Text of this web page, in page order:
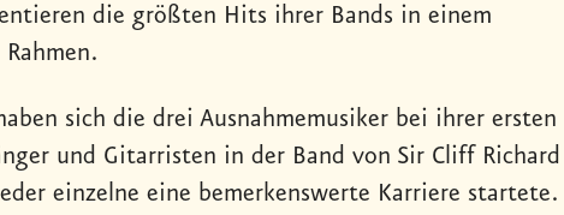
die größten Hits ihrer Bands in einem
sich die drei Ausnahmemusiker bei ihrer ersten
und Gitarristen in der Band von Sir Cliff Richard
einzelne eine bemerkenswerte Karriere startete.